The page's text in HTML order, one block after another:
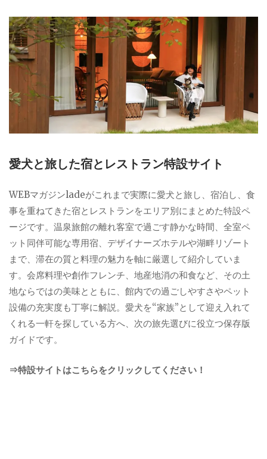
愛犬と旅した宿とレストラン特設サイト
WEBマガジンladeがこれまで実際に愛犬と旅し、宿泊し、食
事を重ねてきた宿とレストランをエリア別にまとめた特設ペ
ージです。温泉旅館の離れ客室で過ごす静かな時間、全室ペ
ット同伴可能な専用宿、デザイナーズホテルや湖畔リゾート
まで、滞在の質と料理の魅力を軸に厳選して紹介していま
す。会席料理や創作フレンチ、地産地消の和食など、その土
地ならではの美味とともに、館内での過ごしやすさやペット
設備の充実度も丁寧に解説。愛犬を“家族”として迎え入れて
くれる一軒を探している方へ、次の旅先選びに役立つ保存版
ガイドです。
⇒特設サイトはこちらをクリックしてください！